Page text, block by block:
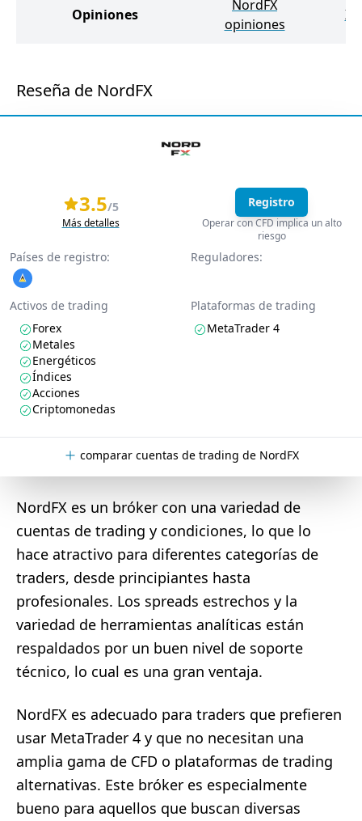
Opiniones
NordFX
opiniones
Reseña de NordFX
3.5/5
Más detalles
Registro
Operar con CFD implica un alto
riesgo
Países de registro: Reguladores:
Activos de trading
Forex
Metales
Energéticos
Índices
Acciones
Criptomonedas
Plataformas de trading
MetaTrader 4
comparar cuentas de trading de NordFX
NordFX es un bróker con una variedad de
cuentas de trading y condiciones, lo que lo
hace atractivo para diferentes categorías de
traders, desde principiantes hasta
profesionales. Los spreads estrechos y la
variedad de herramientas analíticas están
respaldados por un buen nivel de soporte
técnico, lo cual es una gran ventaja.
NordFX es adecuado para traders que prefieren
usar MetaTrader 4 y que no necesitan una
amplia gama de CFD o plataformas de trading
alternativas. Este bróker es especialmente
bueno para aquellos que buscan diversas